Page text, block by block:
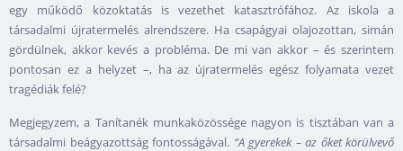
egy működő közoktatás is vezethet katasztrófához. Az iskola a
társadalmi újratermelés alrendszere. Ha csapágyai olajozottan, simán
gördülnek, akkor kevés a probléma. De mi van akkor – és szerintem
pontosan ez a helyzet –, ha az újratermelés egész folyamata vezet
tragédiák felé?
Megjegyzem, a Tanítanék munkaközössége nagyon is tisztában van a
társadalmi beágyazottság fontosságával. “A gyerekek – az őket körülvevő